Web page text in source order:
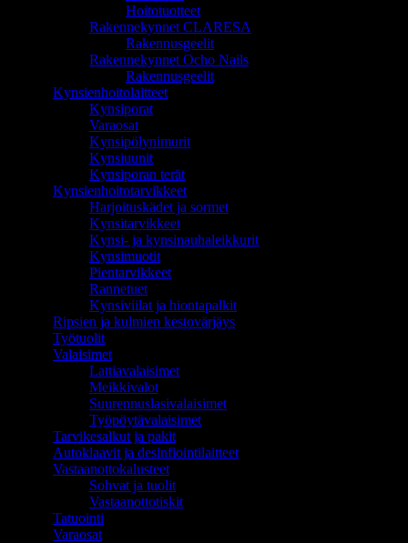
Hoitotuotteet
Rakennekynnet CLARESA
Rakennusgeelit
Rakennekynnet Ocho Nails
Rakennusgeelit
Kynsienhoitolaitteet
Kynsiporat
Varaosat
Kynsipölynimurit
Kynsiuunit
Kynsiporan terät
Kynsienhoitotarvikkeet
Harjoituskädet ja sormet
Kynsitarvikkeet
Kynsi- ja kynsinauhaleikkurit
Kynsimuotit
Pientarvikkeet
Rannetuet
Kynsiviilat ja hiontapalkit
Ripsien ja kulmien kestovärjäys
Työtuolit
Valaisimet
Lattiavalaisimet
Meikkivalot
Suurennuslasivalaisimet
Työpöytävalaisimet
Tarvikesalkut ja pakit
Autoklaavit ja desinfiointilaitteet
Vastaanottokalusteet
Sohvat ja tuolit
Vastaanottotiskit
Tatuointi
Varaosat